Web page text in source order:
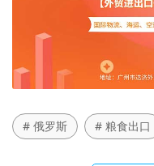
# 俄罗斯 # 粮食出口